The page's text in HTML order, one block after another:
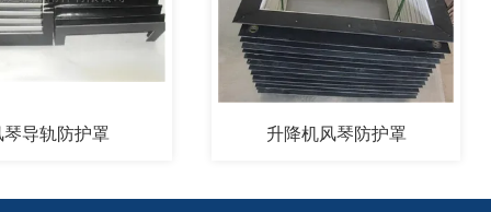
防护罩 升降机风琴防护罩